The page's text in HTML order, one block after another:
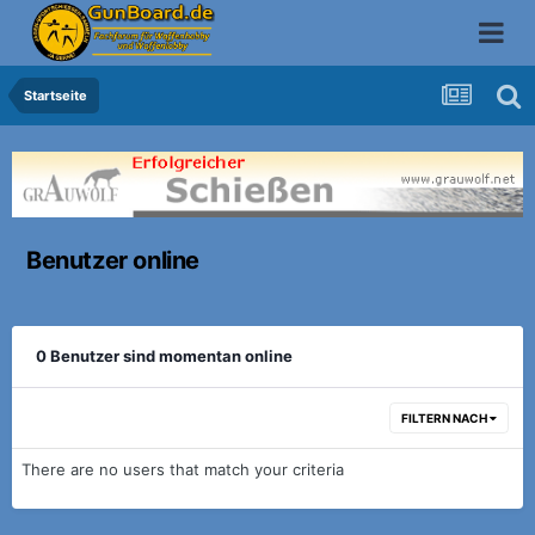
Startseite
Benutzer online
0 Benutzer sind momentan online
FILTERN NACH
There are no users that match your criteria